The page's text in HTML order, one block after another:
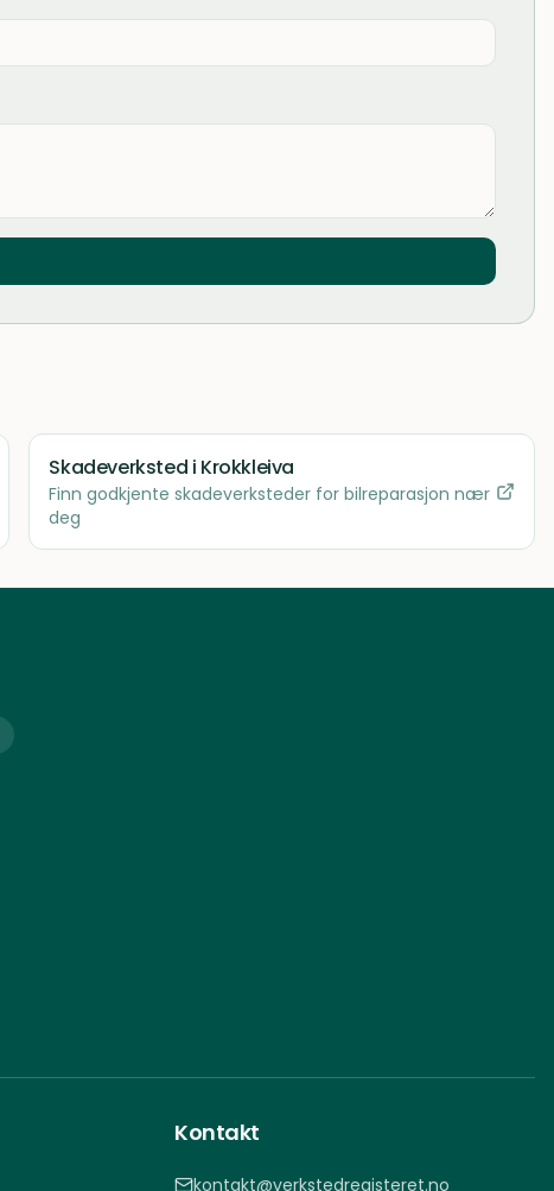
Skadeverksted i Krokkleiva
Finn godkjente skadeverksteder for bilreparasjon nær
deg
Kontakt
kontakt@verkstedregisteret.no